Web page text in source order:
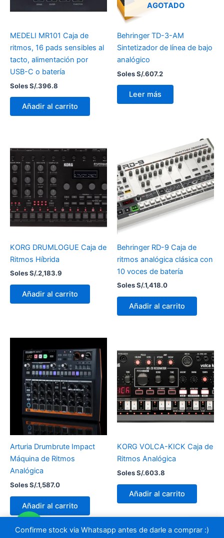
Confirme stock via Whatsapp antes de darle a comprar :)
MEDELI MR101 Caja de
ritmos, 16 pads sensibles al
tacto, alimentación por
USB-C o batería
Soles S/.396.8
Añadir al carrito
AGOTADO
Behringer TD-3-AM
Sintetizador de línea de bajo
analógico
Soles S/.607.2
Leer más
KORG DRUMLOGUE Caja de
Ritmos Híbrida
Soles S/.2,183.9
Añadir al carrito
Behringer RD-9 Caja de
ritmos analógica clásica con
10 voces de batería
Soles S/.1,418.0
Añadir al carrito
Arturia Drumbrute Impact
Máquina de Ritmos
Analógica
Soles S/.1,587.0
Añadir al carrito
KORG VOLCA-KICK Caja de
Ritmos Analógica
Soles S/.603.8
Añadir al carrito